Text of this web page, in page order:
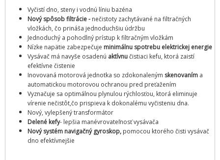
Vyčistí dno, steny i vodnú líniu bazéna
Nový spôsob filtrácie - nečistoty zachytávané na filtračných
vložkách, čo prináša jednoduchšiu údržbu
Jednoduchý a pohodlný prístup k filtračným vložkám
Nízke napätie zabezpečuje minimálnu spotrebu elektrickej energie
Vysávač má navyše osadenú aktívnučistiaci kefu, ktorá zaistí
efektívne čistenie
Inovovaná motorová jednotka so zdokonaleným skenovaním a
automatickou motorovou ochranou pred preťažením
Vyznačuje sa optimálnou plynulou rýchlosťou, ktorá eliminuje
vírenie nečistôt,čo prispieva k dokonalému vyčisteniu dna.
Nový, vylepšený transformátor
Delené kefy- lepšia manévrovateľnosť vysávača
Nový systém navigačný gyroskop, pomocou ktorého čisti vysávač
dno efektívnejšie